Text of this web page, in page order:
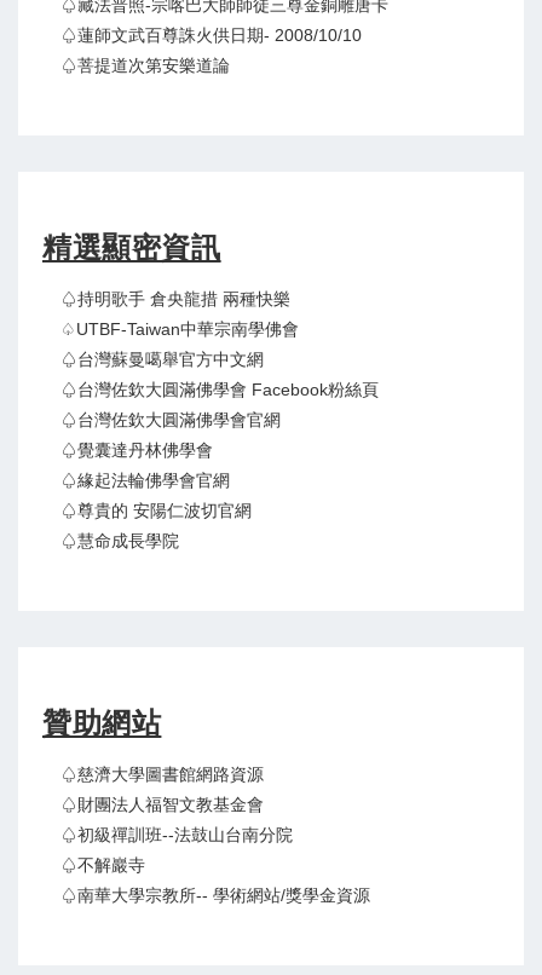
♤藏法普照-宗喀巴大師師徒三尊金銅雕唐卡
♤蓮師文武百尊誅火供日期- 2008/10/10
♤菩提道次第安樂道論
精選顯密資訊
♤持明歌手 倉央龍措 兩種快樂
♤UTBF-Taiwan中華宗南學佛會
♤台灣蘇曼噶舉官方中文網
♤台灣佐欽大圓滿佛學會 Facebook粉絲頁
♤台灣佐欽大圓滿佛學會官網
♤覺囊達丹林佛學會
♤緣起法輪佛學會官網
♤尊貴的 安陽仁波切官網
♤慧命成長學院
贊助網站
♤慈濟大學圖書館網路資源
♤財團法人福智文教基金會
♤初級禪訓班--法鼓山台南分院
♤不解巖寺
♤南華大學宗教所-- 學術網站/獎學金資源